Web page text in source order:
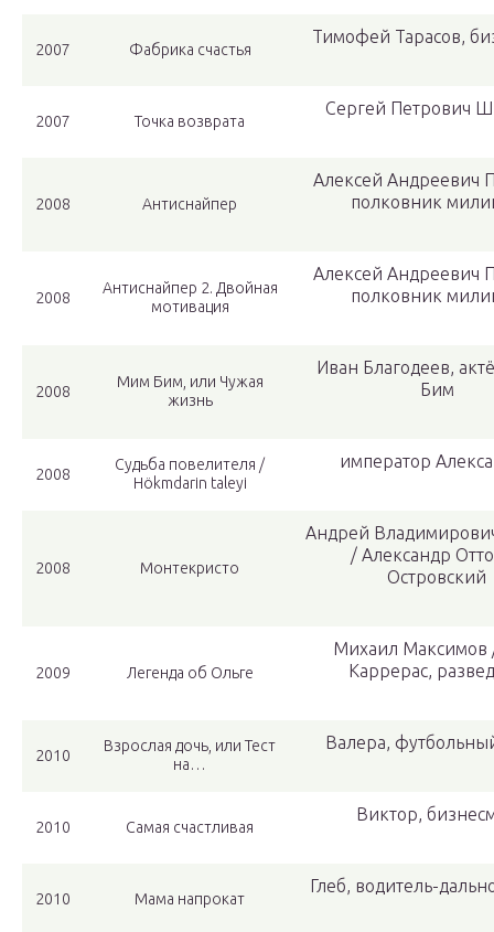
2007 Фабрика счастья
Тимофей Тарасов,
2007 Точка возврата
Сергей Петрович
2008 Антиснайпер
Алексей Андреевич
полковник
2008
Антиснайпер 2. Двойная
мотивация
Алексей Андреевич
полковник
2008
Мим Бим, или Чужая
жизнь
Иван Благодеев,
Бим
2008
Судьба повелителя /
Hökmdarin taleyi
император
2008 Монтекристо
Андрей
/ Александр
Островский
2009 Легенда об Ольге
Михаил Максимов
Каррерас,
2010
Взрослая дочь, или Тест
на…
Валера,
2010 Самая счастливая
Виктор,
2010 Мама напрокат
Глеб, водитель-